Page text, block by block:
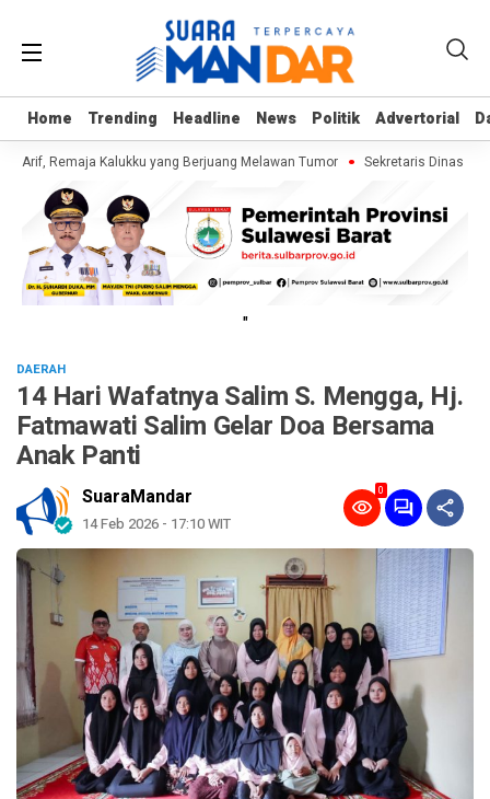
Home Trending Headline News Politik Advertorial
Home Trending Headline News Politik Advertorial
Arif, Remaja Kalukku yang Berjuang Melawan Tumor Sekretaris Dinas
"
DAERAH
14 Hari Wafatnya Salim S. Mengga, Hj.
Fatmawati Salim Gelar Doa Bersama
Anak Panti
SuaraMandar
14 Feb 2026 - 17:10 WIT
0